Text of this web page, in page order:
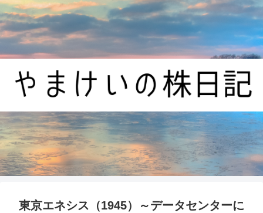
東京エネシス（1945）～データセンターに